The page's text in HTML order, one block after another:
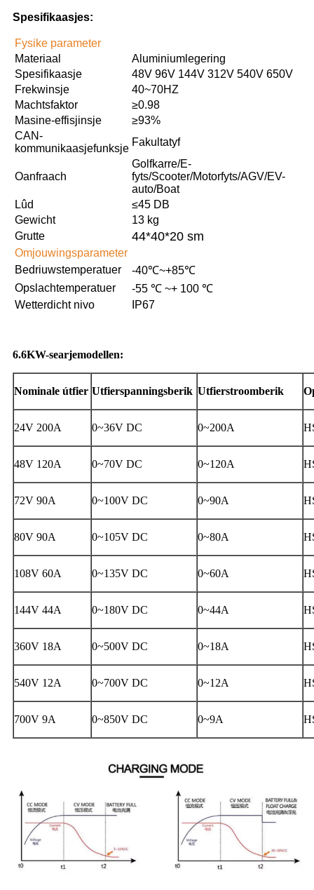
Spesifikaasjes:
Fysike parameter
Materiaal
Aluminiumlegering
Spesifikaasje
48V 96V 144V 312V 540V 650V
Frekwinsje
40~70HZ
Machtsfaktor
≥0.98
Masine-effisjinsje
≥93%
CAN-
kommunikaasjefunksje
Fakultatyf
Oanfraach
Golfkarre/E-
fyts/Scooter/Motorfyts/AGV/EV-
auto/Boat
Lûd
≤45 DB
Gewicht
13 kg
Grutte
44*40*20 sm
Omjouwingsparameter
Bedriuwstemperatuer
-40℃~+85℃
Opslachtemperatuer
-55 ℃ ~+ 100 ℃
Wetterdicht nivo
IP67
6.6KW-searjemodellen:
Nominale útfier Utfierspanningsberik Utfierstroomberik
24V 200A 0~36V DC 0~200A
48V 120A 0~70V DC 0~120A
72V 90A 0~100V DC 0~90A
80V 90A 0~105V DC 0~80A
108V 60A 0~135V DC 0~60A
144V 44A 0~180V DC 0~44A
360V 18A 0~500V DC 0~18A
540V 12A 0~700V DC 0~12A
700V 9A 0~850V DC 0~9A